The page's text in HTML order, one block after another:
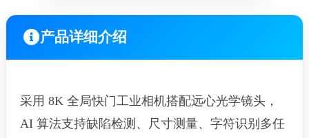
产品详细介绍
采用 8K 全局快门工业相机搭配远心光学镜头，
AI 算法支持缺陷检测、尺寸测量、字符识别多任